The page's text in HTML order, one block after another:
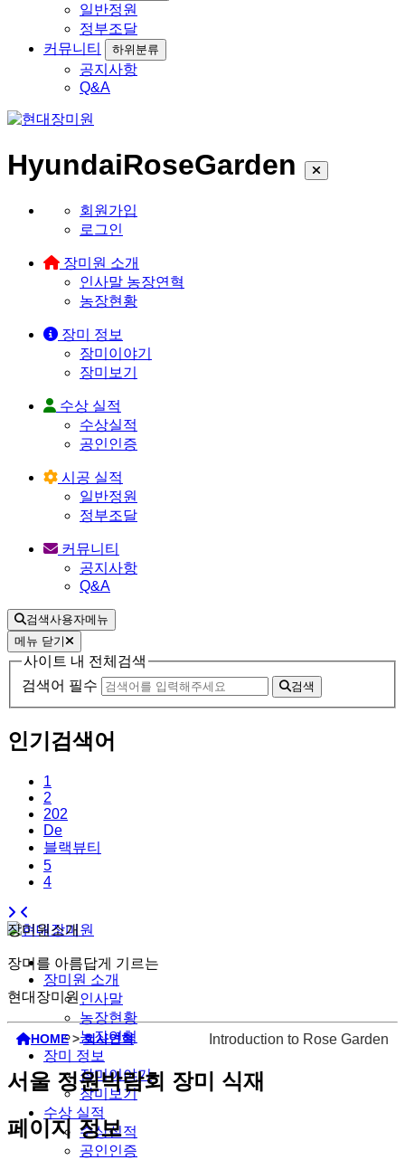
일반정원
정부조달
커뮤니티
하위분류
공지사항
Q&A
HyundaiRoseGarden
회원가입
로그인
장미원 소개
인사말 농장연혁
농장현황
장미 정보
장미이야기
장미보기
수상 실적
수상실적
공인인증
시공 실적
일반정원
정부조달
커뮤니티
공지사항
Q&A
검색사용자메뉴
메뉴 닫기
사이트 내 전체검색
검색어 필수
검색
인기검색어
1
2
202
De
블랙뷰티
5
4
장미원 소개
인사말
농장현황
농장연혁
장미 정보
장미이야기
장미보기
수상 실적
수상실적
공인인증
장미원소개
장미를 아름답게 기르는
현대장미원
HOME>회사연혁 Introduction to Rose Garden
서울 정원박람회 장미 식재
페이지 정보